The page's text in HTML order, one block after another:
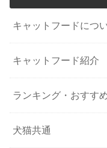
キャットフードにつ
キャットフード紹介
ランキング・おすす
犬猫共通